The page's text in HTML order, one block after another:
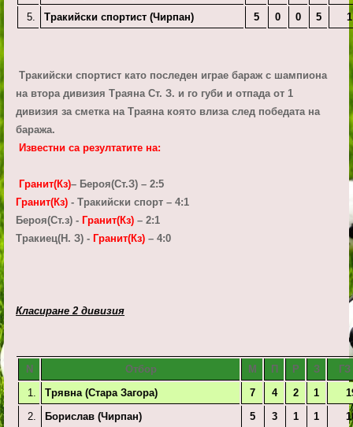
5.
Тракийски спортист (Чирпан) 5 0 0 5
Тракийски спортист като последен играе бараж с шампиона
на втора дивизия Траяна Ст. З. и го губи и отпада от 1
дивизия за сметка на Траяна която влиза след победата на
баража.
Известни са резултатите на:
Гранит(Кз)– Бероя(Ст.З) – 2:5
Гранит(Кз) - Тракийски спорт – 4:1
Бероя(Ст.з) - Гранит(Кз) – 2:1
Тракиец(Н. З) - Гранит(Кз) – 4:0
Класиране 2 дивизия
N Отбор М П Р З
1.
Трявна (Стара Загора) 7 4 2 1
2.
Борислав (Чирпан) 5 3 1 1